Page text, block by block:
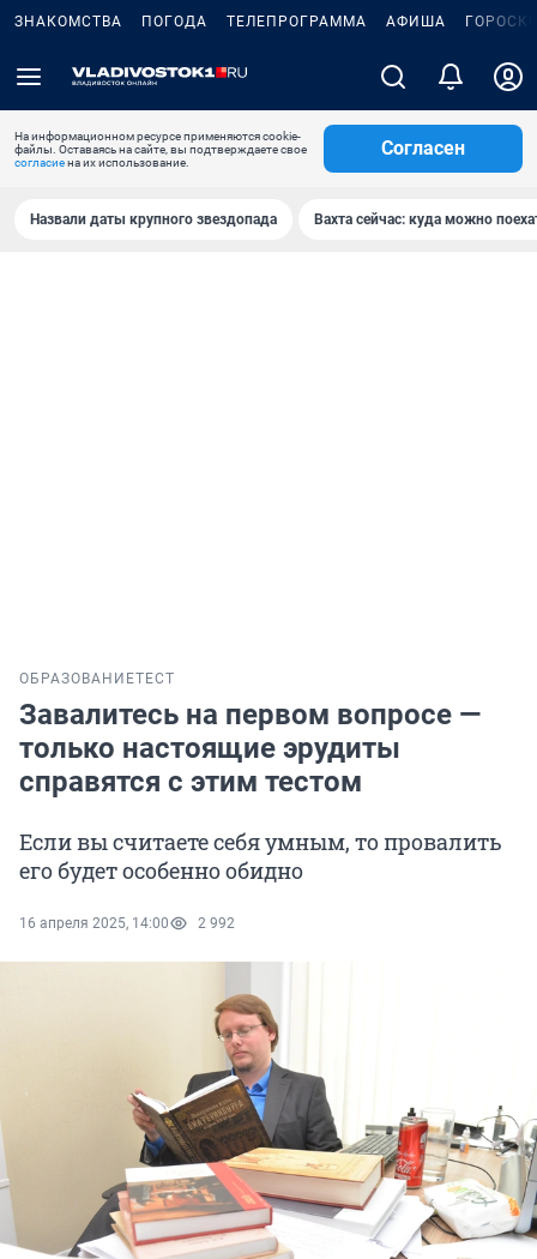
ЗНАКОМСТВА ПОГОДА ТЕЛЕПРОГРАММА АФИША
На информационном ресурсе применяются cookie-
файлы. Оставаясь на сайте, вы подтверждаете свое
согласиена их использование.
Согласен
Назвали даты крупного звездопада Вахта сейчас: куда можно
ОБРАЗОВАНИЕТЕСТ
Завалитесь на первом вопросе —
только настоящие эрудиты
справятся с этим тестом
Если вы считаете себя умным, то провалить
его будет особенно обидно
16 апреля 2025, 14:00 2 992